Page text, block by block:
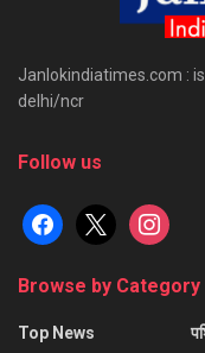
Janlokindiatimes.com :
delhi/ncr
Follow us
facebook
x instagram
Browse by Category
Top News